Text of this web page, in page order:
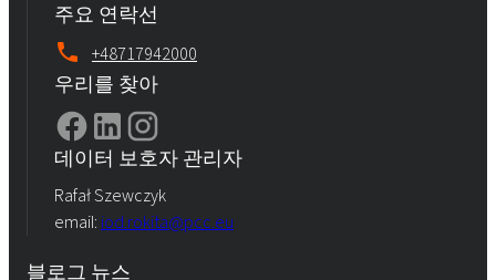
주요 연락선
+48717942000
우리를 찾아
데이터 보호자 관리자
Rafał Szewczyk
email: iod.rokita@pcc.eu
블로그 뉴스